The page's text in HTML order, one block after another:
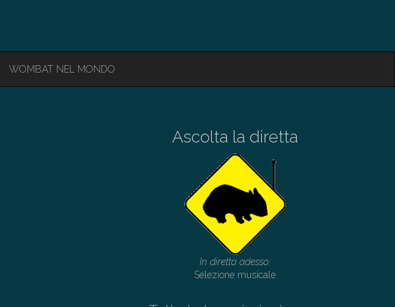
WOMBAT NEL MONDO
Ascolta la diretta
In diretta adesso:
Selezione musicale